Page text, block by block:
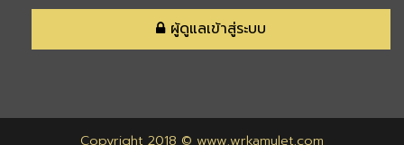
ผู้ดูแลเข้าสู่ระบบ
Copyright 2018 © www.wrkamulet.com